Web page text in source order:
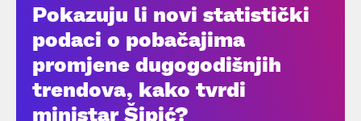
Pokazuju li novi statistički
podaci o pobačajima
promjene dugogodišnjih
trendova, kako tvrdi
ministar Šipić?